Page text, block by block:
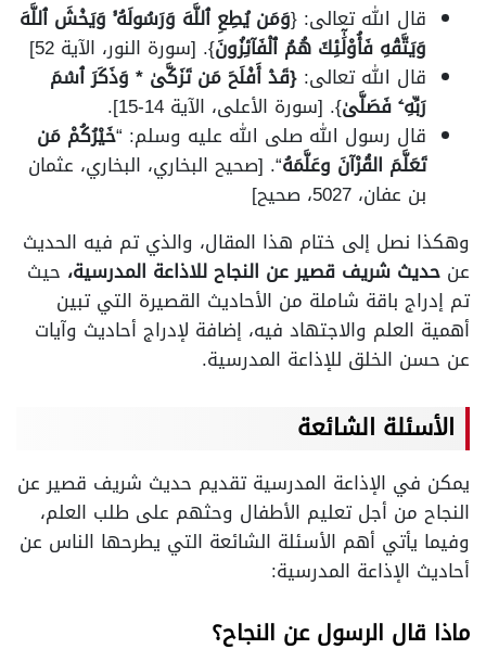
قال الله تعالى: {وَمَن يُطِعِ ٱللَّهَ وَرَسُولَهُۥ وَيَخۡشَ ٱللَّهَ
وَيَتَّقۡهِ فَأُوْلَٰٓئِكَ هُمُ ٱلۡفَآئِزُونَ}. [سورة النور، الآية 52]
قال الله تعالى: {قَدۡ أَفۡلَحَ مَن تَزَكَّىٰ * وَذَكَرَ ٱسۡمَ
رَبِّهِۦ فَصَلَّىٰ}. [سورة الأعلى، الآية 14-15].
قال رسول الله صلى الله عليه وسلم: “خَيْرُكُمْ مَن
تَعَلَّمَ القُرْآنَ وعَلَّمَهُ“. [صحيح البخاري، البخاري، عثمان
بن عفان، 5027، صحيح]
وهكذا نصل إلى ختام هذا المقال، والذي تم فيه الحديث
عن حديث شريف قصير عن النجاح للاذاعة المدرسية، حيث
تم إدراج باقة شاملة من الأحاديث القصيرة التي تبين
أهمية العلم والاجتهاد فيه، إضافة لإدراج أحاديث وآيات
عن حسن الخلق للإذاعة المدرسية.
الأسئلة الشائعة
يمكن في الإذاعة المدرسية تقديم حديث شريف قصير عن
النجاح من أجل تعليم الأطفال وحثهم على طلب العلم،
وفيما يأتي أهم الأسئلة الشائعة التي يطرحها الناس عن
أحاديث الإذاعة المدرسية:
ماذا قال الرسول عن النجاح؟